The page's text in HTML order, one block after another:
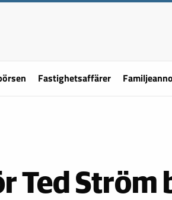
Fastighetsaffärer
Ted Ström